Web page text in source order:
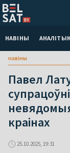
НАВІНЫ
навіны
Павел
краінах
25.10.2025, 19:31